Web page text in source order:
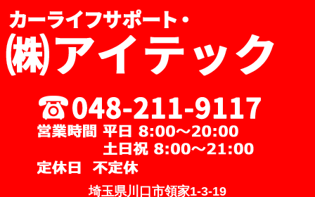
埼玉県川口市領家1-3-19